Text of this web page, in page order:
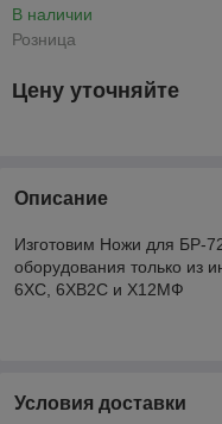
В наличии
Розница
Цену уточняйте
Описание
Изготовим Ножи для БР-
оборудования только из
6ХС, 6ХВ2С и Х12МФ
Условия доставки